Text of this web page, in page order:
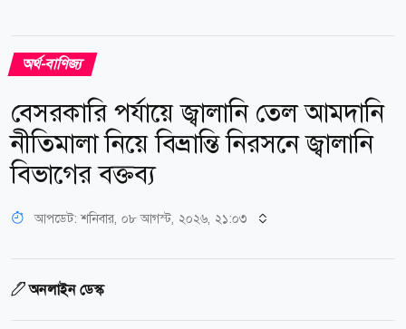
অর্থ-বাণিজ্য
বেসরকারি পর্যায়ে জ্বালানি তেল আমদানি
নীতিমালা নিয়ে বিভ্রান্তি নিরসনে জ্বালানি
বিভাগের বক্তব্য
আপডেট: শনিবার, ০৮ আগস্ট, ২০২৬, ২১:০৩
অনলাইন ডেস্ক